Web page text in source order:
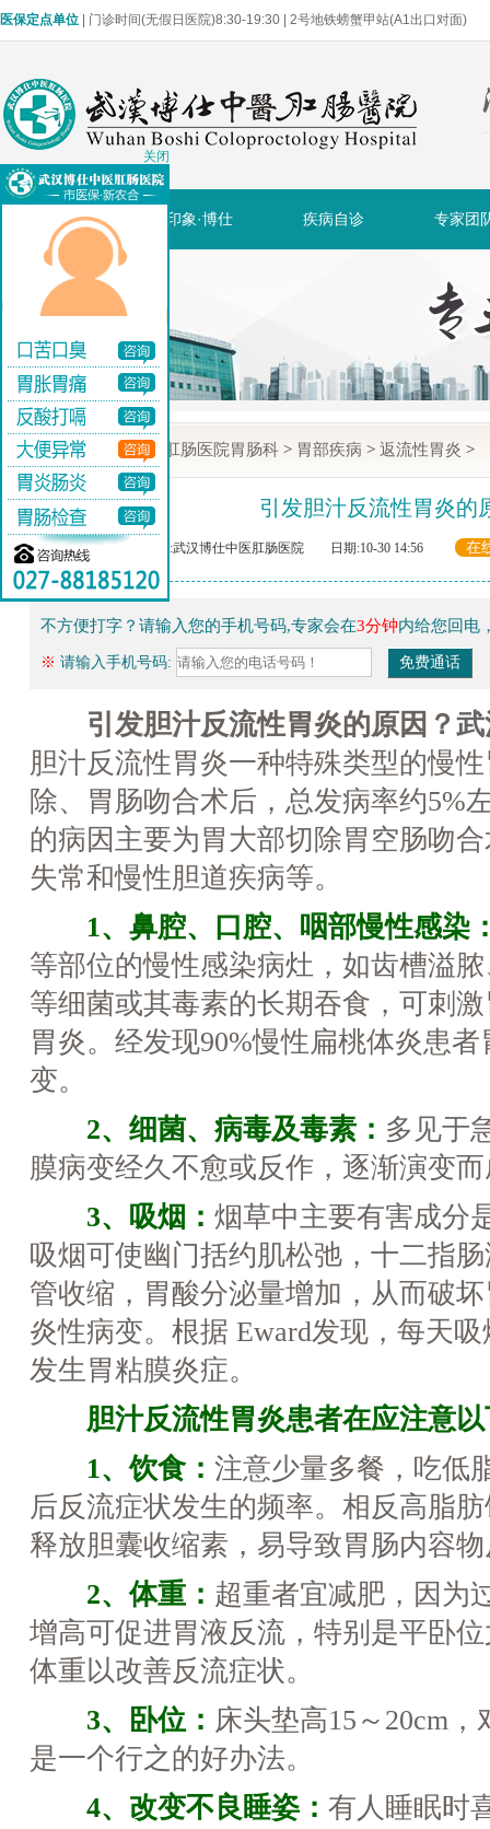
医保定点单位 | 门诊时间(无假日医院)8:30-19:30 | 2号地铁螃蟹甲站(A1出口对面)
网站首页 印象·博仕 疾病自诊 专家团
当前位置: 武汉博仕肛肠医院胃肠科 > 胃部疾病 > 返流性胃炎 >
引发胆汁反流性胃炎的
来源:武汉博仕中医肛肠医院 日期:10-30 14:56 在
不方便打字？请输入您的手机号码,专家会在3分钟内给您回电
※ 请输入手机号码:
引发胆汁反流性胃炎的原因？
胆汁反流性胃炎一种特殊类型的慢
除、胃肠吻合术后，总发病率约5%
的病因主要为胃大部切除胃空肠吻
失常和慢性胆道疾病等。
1、鼻腔、口腔、咽部慢性感染
等部位的慢性感染病灶，如齿槽溢
等细菌或其毒素的长期吞食，可刺
胃炎。经发现90%慢性扁桃体炎患
变。
2、细菌、病毒及毒素： 多见于
膜病变经久不愈或反作，逐渐演变
3、吸烟： 烟草中主要有害成分
吸烟可使幽门括约肌松弛，十二指
管收缩，胃酸分泌量增加，从而破
炎性病变。根据 Eward发现，每天
发生胃粘膜炎症。
胆汁反流性胃炎患者在应注意
1、饮食： 注意少量多餐，吃低
后反流症状发生的频率。相反高脂
释放胆囊收缩素，易导致胃肠内容
2、体重： 超重者宜减肥，因为
增高可促进胃液反流，特别是平卧
体重以改善反流症状。
3、卧位： 床头垫高15～20cm
是一个行之的好办法。
4、改变不良睡姿： 有人睡眠时
关闭